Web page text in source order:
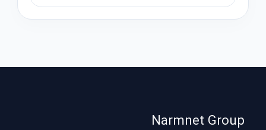
Narmnet Group